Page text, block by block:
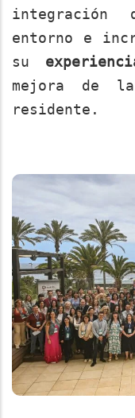
entorno e
su
mejora de
residente.